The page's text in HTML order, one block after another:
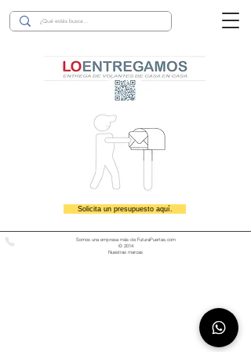
Solicita un presupuesto aquí.
Somos una empresa más de FuturaPuertas.com
© 2014
Nuestras marcas